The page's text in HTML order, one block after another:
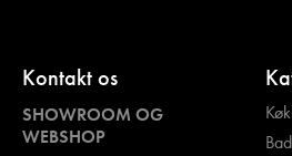
Kontakt os
SHOWROOM OG
WEBSHOP